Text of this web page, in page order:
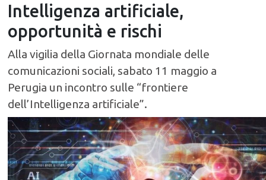
Intelligenza artificiale,
opportunità e rischi
Alla vigilia della Giornata mondiale delle
comunicazioni sociali, sabato 11 maggio a
Perugia un incontro sulle “frontiere
dell’Intelligenza artificiale”.